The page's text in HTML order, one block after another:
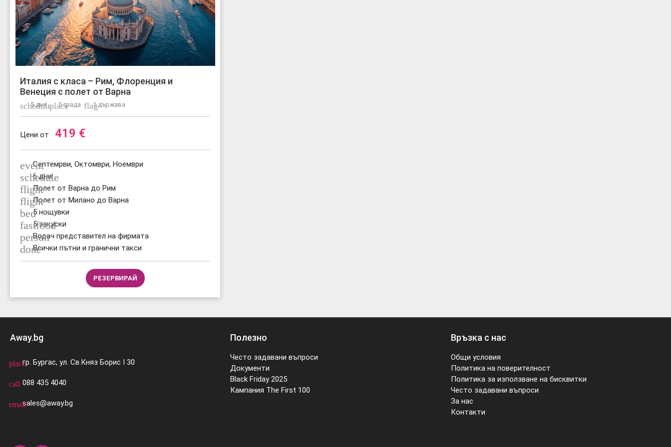
Италия с класа – Рим, Флоренция и
Венеция с полет от Варна
schedule
5 дни ·place5 града ·flag1 държава
Цени от 419 €
event
Септемрви, Октомври, Ноември
schedule
6 дни
flightПолет от Варна до Рим
flightПолет от Милано до Варна
bed5 нощувки
fastfood
5 закуски
person
Водач представител на фирмата
doneВсички пътни и гранични такси
РЕЗЕРВИРАЙ
Away.bg
placeгр. Бургас, ул. Св.Княз Борис I 30
call 088 435 4040
emailsales@away.bg
Полезно
Често задавани въпроси
Документи
Black Friday 2025
Кампания The First 100
Връзка с нас
Общи условия
Политика на поверителност
Политика за използване на бисквитки
Често задавани въпроси
За нас
Контакти